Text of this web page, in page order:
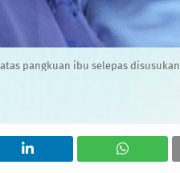
pangkuan ibu selepas disusukan